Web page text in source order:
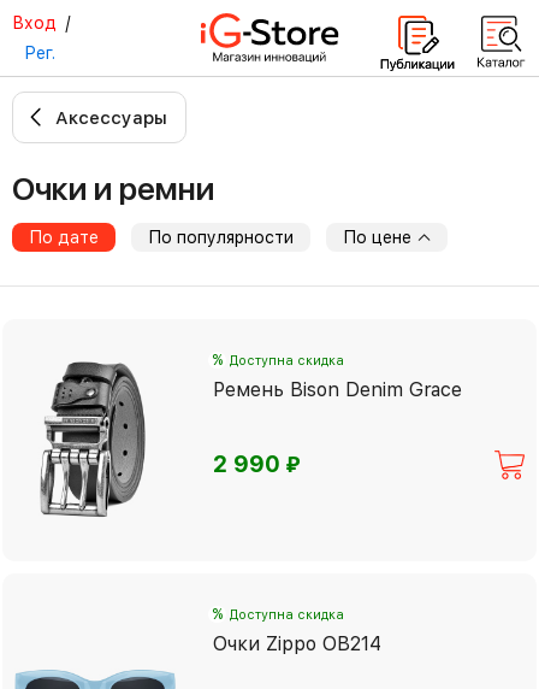
Вход /
Рег.
Аксессуары
Очки и ремни
По дате По популярности По цене
% Доступна скидка
Ремень Bison Denim Grace
2 990⃏
% Доступна скидка
Очки Zippo OB214